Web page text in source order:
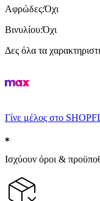
Αφρώδες:Όχι
Βινυλίου:Όχι
Δες όλα τα
Γίνε μέλος στο
Ισχύουν όροι &